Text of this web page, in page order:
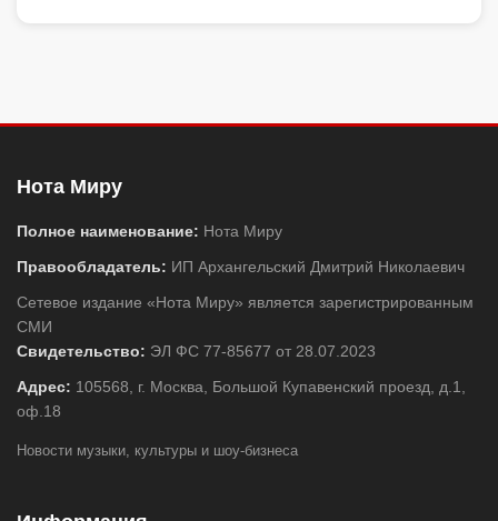
Нота Миру
Полное наименование: Нота Миру
Правообладатель: ИП Архангельский Дмитрий Николаевич
Сетевое издание «Нота Миру» является зарегистрированным
СМИ
Свидетельство: ЭЛ ФС 77-85677 от 28.07.2023
Адрес: 105568, г. Москва, Большой Купавенский проезд, д.1,
оф.18
Новости музыки, культуры и шоу-бизнеса